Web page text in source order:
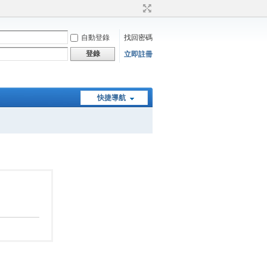
自動登錄
找回密碼
登錄
立即註冊
快捷導航